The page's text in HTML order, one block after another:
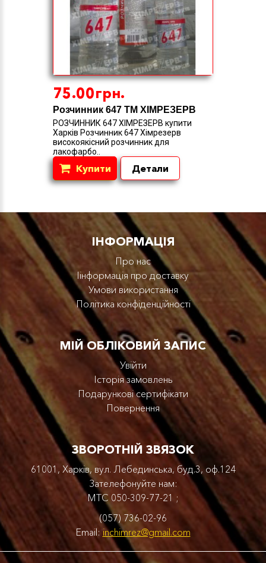
75.00грн.
Розчинник 647 ТМ ХІМРЕЗЕРВ
РОЗЧИННИК 647 ХІМРЕЗЕРВ купити
Харків Розчинник 647 Хімрезерв
високоякісний розчинник для
лакофарбо..
Купити Детали
IНФОРМАЦІЯ
Про нас
Iінформація про доставку
Умови використання
Політика конфіденційності
МІЙ ОБЛІКОВИЙ ЗАПИС
Увійти
Історія замовлень
Подарункові сертифікати
Повернення
ЗВОРОТНІЙ ЗВЯЗОК
61001, Харків, вул. Лебединська, буд.3, оф.124
Зателефонуйте нам:
МТС 050-309-77-21 ;
(057) 736-02-96
Email:inchimrez@gmail.com